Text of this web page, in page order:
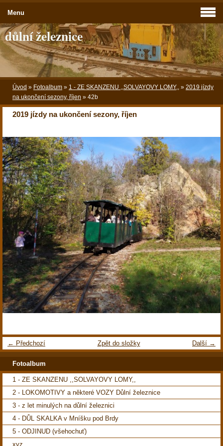
důlní železnice
Úvod » Fotoalbum » 1 - ZE SKANZENU ,,SOLVAYOVY LOMY,, » 2019 jízdy
na ukončení sezony, říjen » 42b
2019 jízdy na ukončení sezony, říjen
← Předchozí Další →
Zpět do složky
Menu
Fotoalbum
1 - ZE SKANZENU ,,SOLVAYOVY LOMY,,
2 - LOKOMOTIVY a některé VOZY Důlní železnice
3 - z let minulých na důlní železnici
4 - DŮL SKALKA v Mníšku pod Brdy
5 - ODJINUD (všehochuť)
xyz